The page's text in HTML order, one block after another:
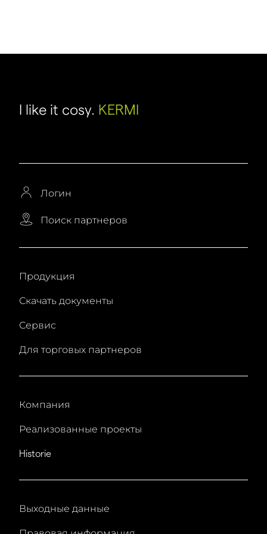
I like it cosy. KERMI
Логин
Поиск партнеров
Продукция
Скачать документы
Сервис
Для торговых партнеров
Компания
Реализованные проекты
Historie
Выходные данные